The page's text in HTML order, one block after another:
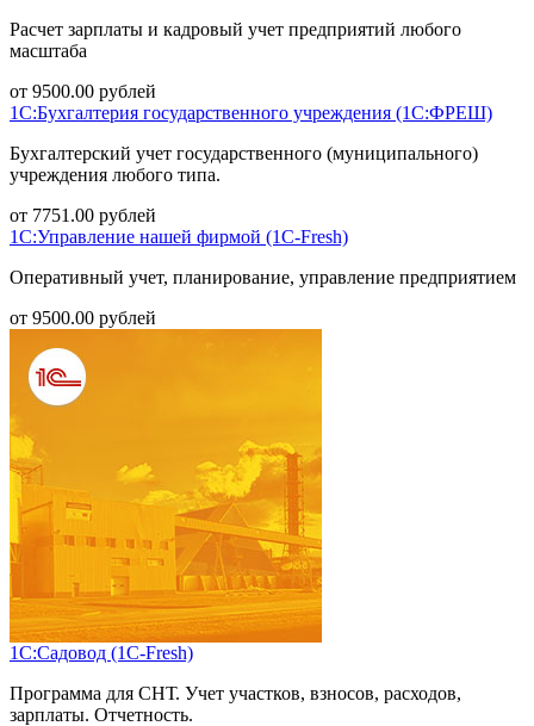
Расчет зарплаты и кадровый учет предприятий любого
масштаба
от 9500.00 рублей
1С:Бухгалтерия государственного учреждения (1С:ФРЕШ)
Бухгалтерский учет государственного (муниципального)
учреждения любого типа.
от 7751.00 рублей
1С:Управление нашей фирмой (1С-Fresh)
Оперативный учет, планирование, управление предприятием
от 9500.00 рублей
1С:Садовод (1С-Fresh)
Программа для СНТ. Учет участков, взносов, расходов,
зарплаты. Отчетность.